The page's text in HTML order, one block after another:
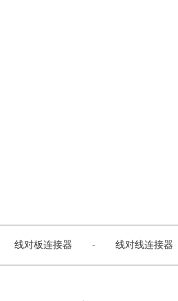
线对板连接器 - 线对线连接器